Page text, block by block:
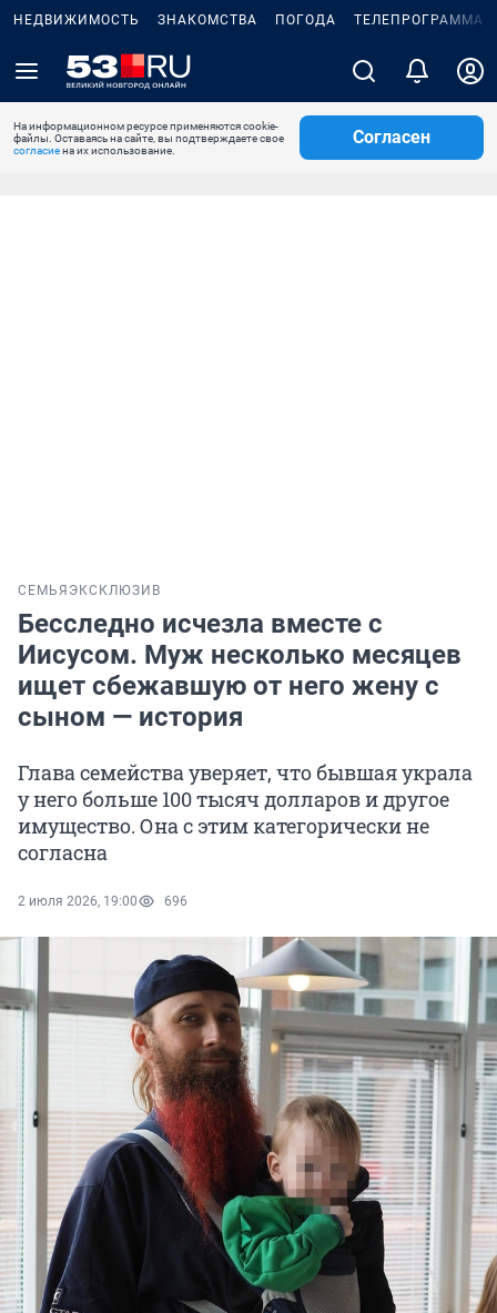
НЕДВИЖИМОСТЬ ЗНАКОМСТВА ПОГОДА ТЕЛЕПРОГРАММА
На информационном ресурсе применяются cookie-
файлы. Оставаясь на сайте, вы подтверждаете свое
согласиена их использование.
Согласен
СЕМЬЯ ЭКСКЛЮЗИВ
Бесследно исчезла вместе с
Иисусом. Муж несколько месяцев
ищет сбежавшую от него жену с
сыном — история
Глава семейства уверяет, что бывшая украла
у него больше 100 тысяч долларов и другое
имущество. Она с этим категорически не
согласна
2 июля 2026, 19:00 696